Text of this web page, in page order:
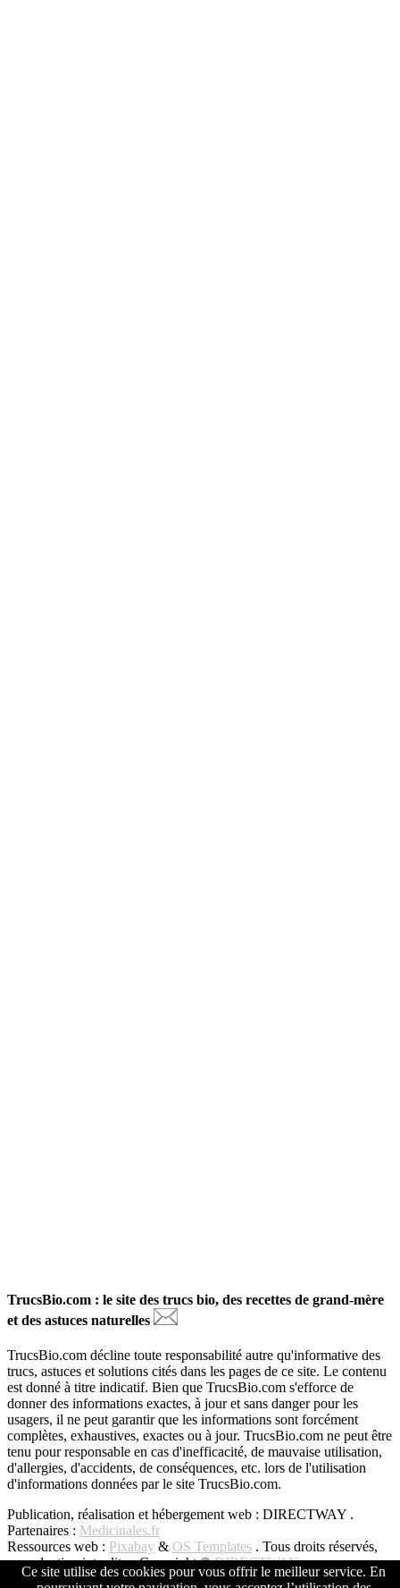
TrucsBio.com : le site des trucs bio, des recettes de grand-mère
et des astuces naturelles
TrucsBio.com décline toute responsabilité autre qu'informative des
trucs, astuces et solutions cités dans les pages de ce site. Le contenu
est donné à titre indicatif. Bien que TrucsBio.com s'efforce de
donner des informations exactes, à jour et sans danger pour les
usagers, il ne peut garantir que les informations sont forcément
complètes, exhaustives, exactes ou à jour. TrucsBio.com ne peut être
tenu pour responsable en cas d'inefficacité, de mauvaise utilisation,
d'allergies, d'accidents, de conséquences, etc. lors de l'utilisation
d'informations données par le site TrucsBio.com.
Publication, réalisation et hébergement web : DIRECTWAY .
Partenaires : Medicinales.fr
Ressources web : Pixabay & OS Templates . Tous droits réservés,
reproduction interdite - Copyright ©DIRECTWAY
Ce site utilise des cookies pour vous offrir le meilleur service. En